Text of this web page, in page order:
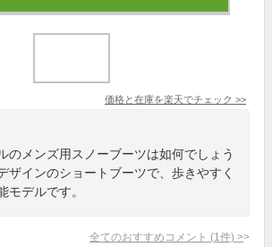
価格と在庫を楽天でチェック >>
のメンズ用スノーブーツは如何でしょう
ザインのショートブーツで、歩きやすく
モデルです。
全てのおすすめコメント (1 件) >